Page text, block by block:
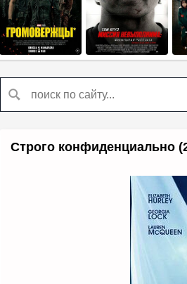
Строго конфиденциально